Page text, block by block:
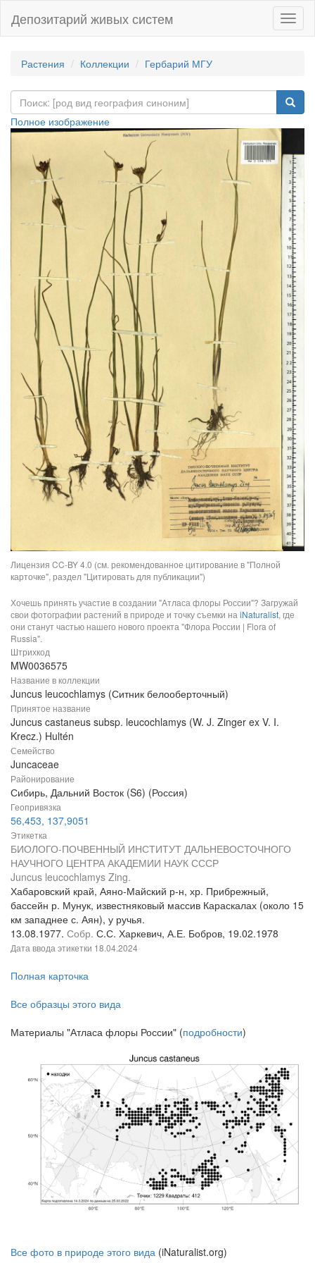
Депозитарий живых систем
Растения Коллекции Гербарий МГУ
Полное изображение
Лицензия CC-BY 4.0 (см. рекомендованное цитирование в "Полной
карточке", раздел "Цитировать для публикации")
Хочешь принять участие в создании "Атласа флоры России"? Загружай
свои фотографии растений в природе и точку съемки на iNaturalist, где
они станут частью нашего нового проекта "Флора России | Flora of
Russia".
Штрихкод
MW0036575
Название в коллекции
Juncus leucochlamys (Ситник белооберточный)
Принятое название
Juncus castaneus subsp. leucochlamys (W. J. Zinger ex V. I.
Krecz.) Hultén
Семейство
Juncaceae
Районирование
Сибирь, Дальний Восток (S6) (Россия)
Геопривязка
56,453, 137,9051
Этикетка
БИОЛОГО-ПОЧВЕННЫЙ ИНСТИТУТ ДАЛЬНЕВОСТОЧНОГО
НАУЧНОГО ЦЕНТРА АКАДЕМИИ НАУК СССР
Juncus leucochlamys Zing.
Хабаровский край, Аяно-Майский р-н, хр. Прибрежный,
бассейн р. Мунук, известняковый массив Караскалах (около 15
км западнее с. Аян), у ручья.
13.08.1977. Собр. С.С. Харкевич, А.Е. Бобров, 19.02.1978
Дата ввода этикетки 18.04.2024
Полная карточка
Все образцы этого вида
Материалы "Атласа флоры России" (подробности)
Все фото в природе этого вида (iNaturalist.org)